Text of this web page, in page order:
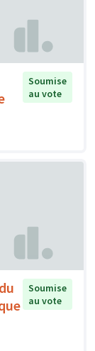
Soumise
au vote
Soumise
au vote